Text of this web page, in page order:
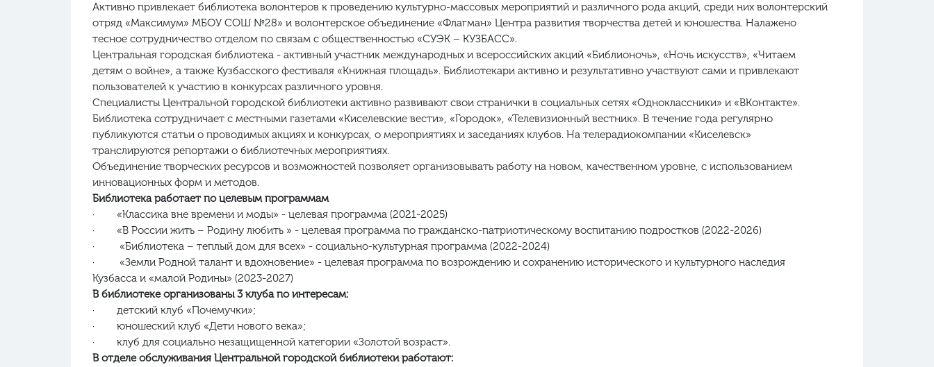
Активно привлекает библиотека волонтеров к проведению культурно-массовых мероприятий и различного рода акций, среди них волонтерский
отряд «Максимум» МБОУ СОШ №28» и волонтерское объединение «Флагман» Центра развития творчества детей и юношества. Налажено
тесное сотрудничество отделом по связам с общественностью «СУЭК – КУЗБАСС».
Центральная городская библиотека - активный участник международных и всероссийских акций «Библионочь», «Ночь искусств», «Читаем
детям о войне», а также Кузбасского фестиваля «Книжная площадь». Библиотекари активно и результативно участвуют сами и привлекают
пользователей к участию в конкурсах различного уровня.
Специалисты Центральной городской библиотеки активно развивают свои странички в социальных сетях «Одноклассники» и «ВКонтакте».
Библиотека сотрудничает с местными газетами «Киселевские вести», «Городок», «Телевизионный вестник». В течение года регулярно
публикуются статьи о проводимых акциях и конкурсах, о мероприятиях и заседаниях клубов. На телерадиокомпании «Киселевск»
транслируются репортажи о библиотечных мероприятиях.
Объединение творческих ресурсов и возможностей позволяет организовывать работу на новом, качественном уровне, с использованием
инновационных форм и методов.
Библиотека работает по целевым программам
· «Классика вне времени и моды» - целевая программа (2021-2025)
· «В России жить – Родину любить » - целевая программа по гражданско-патриотическому воспитанию подростков (2022-2026)
· «Библиотека – теплый дом для всех» - социально-культурная программа (2022-2024)
· «Земли Родной талант и вдохновение» - целевая программа по возрождению и сохранению исторического и культурного наследия
Кузбасса и «малой Родины» (2023-2027)
В библиотеке организованы 3 клуба по интересам:
· детский клуб «Почемучки»;
· юношеский клуб «Дети нового века»;
· клуб для социально незащищенной категории «Золотой возраст».
В отделе обслуживания Центральной городской библиотеки работают: